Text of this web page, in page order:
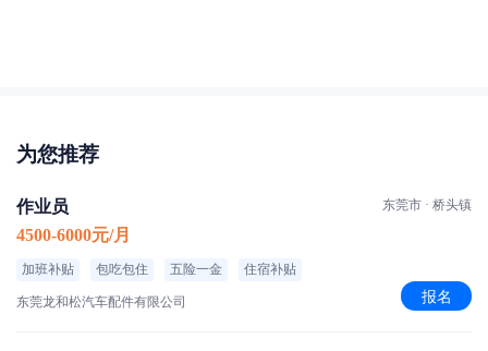
为您推荐
作业员
4500-6000元/月
加班补贴 包吃包住 五险一金 住宿补贴
东莞龙和松汽车配件有限公司
东莞市 · 桥头镇
报名